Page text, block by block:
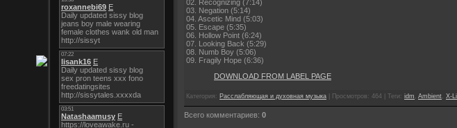
02. Recognizing (7:14)
03. Negation (5:14)
04. Ascetic Mind (5:03)
05. Escape (5:35)
06. Hollow Point (6:24)
07. Looking Back (5:29)
08. Numb Boy (5:06)
09. Fragily Hope (6:36)
DOWNLOAD FROM LABEL PAGE
Категория: Расслабляющая и духовная музыка | Просмотров: 464 | Теги: idm , Ambient, X-
Всего комментариев: 0